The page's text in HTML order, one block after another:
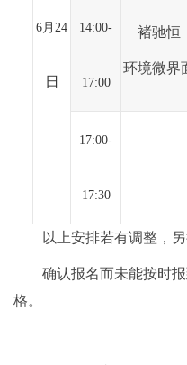
6月24
日
14:00-
17:00
褚驰恒
环境微界
17:00-
17:30
以上安排若有调整，另
确认报名而未能按时
格。